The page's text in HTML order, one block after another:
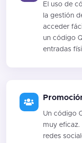
El uso de
la gestión
acceder
un código
entradas
Un código
muy
redes